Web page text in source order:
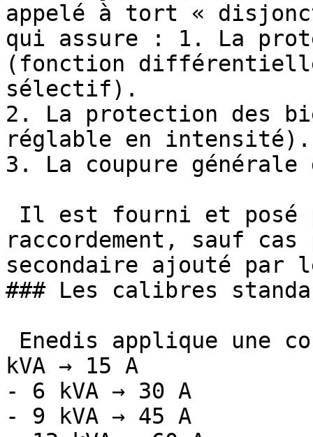
appelé à tort «
qui assure : 1. La
(fonction
sélectif).
2. La protection des
réglable en intensité).
3. La coupure
raccordement, sauf
secondaire ajouté par
### Les calibres
kVA → 15 A
- 6 kVA → 30 A
- 9 kVA → 45 A